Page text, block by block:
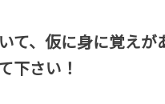
て、仮に身に覚え
下さい！